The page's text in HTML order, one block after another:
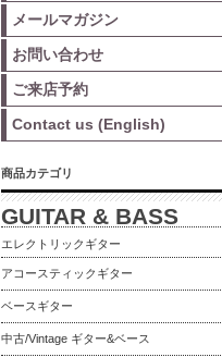
メールマガジン
お問い合わせ
ご来店予約
Contact us (English)
商品カテゴリ
GUITAR & BASS
エレクトリックギター
アコースティックギター
ベースギター
中古/Vintage ギター&ベース